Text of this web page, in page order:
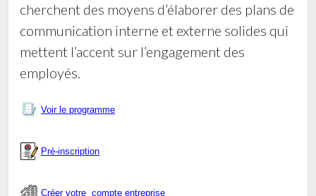
cherchent des moyens d’élaborer des plans de
communication interne et externe solides qui
mettent l’accent sur l’engagement des
employés.
Voir le programme
Pré-inscription
Créer votre  compte entreprise